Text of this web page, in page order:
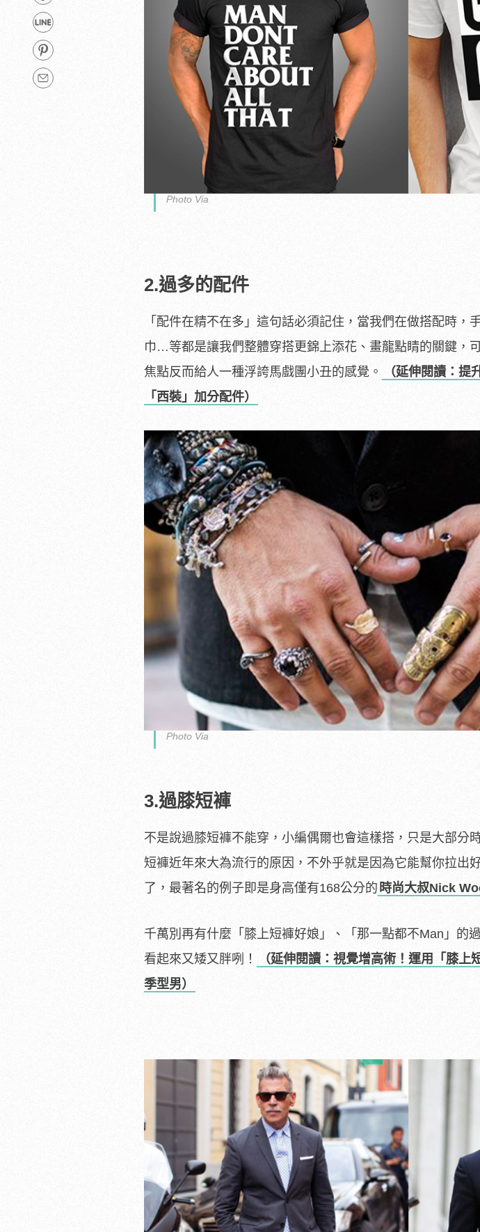
Photo Via
2.過多的配件
「配件在精不在多」這句話必須記住，當我們在做搭配時，
巾…等都是讓我們整體穿搭更錦上添花、畫龍點睛的關鍵，
焦點反而給人一種浮誇馬戲團小丑的感覺。
（延伸閱讀：提
「西裝」加分配件）
Photo Via
3.過膝短褲
不是說過膝短褲不能穿，小編偶爾也會這樣搭，只是大部分
短褲近年來大為流行的原因，不外乎就是因為它能幫你拉出
了，最著名的例子即是身高僅有168公分的 時尚大叔Nick
千萬別再有什麼「膝上短褲好娘」、「那一點都不Man」的
看起來又矮又胖咧！
（延伸閱讀：視覺增高術！運用「膝
季型男）